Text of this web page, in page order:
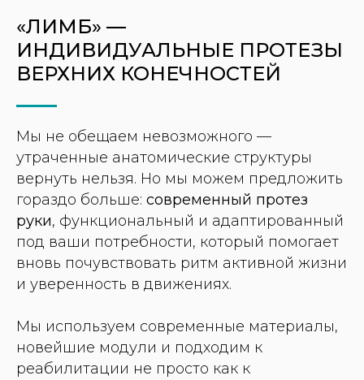
«ЛИМБ» —
ИНДИВИДУАЛЬНЫЕ ПРОТЕЗЫ
ВЕРХНИХ КОНЕЧНОСТЕЙ
Мы не обещаем невозможного —
утраченные анатомические структуры
вернуть нельзя. Но мы можем предложить
гораздо больше: современный протез
руки, функциональный и адаптированный
под ваши потребности, который помогает
вновь почувствовать ритм активной жизни
и уверенность в движениях.
Мы используем современные материалы,
новейшие модули и подходим к
реабилитации не просто как к